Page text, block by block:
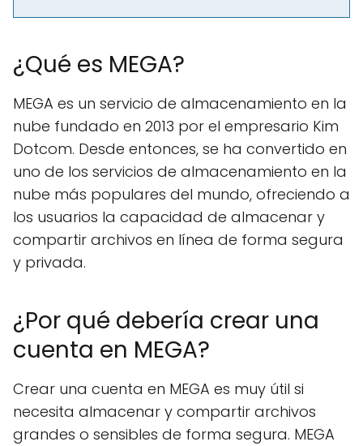
¿Qué es MEGA?
MEGA es un servicio de almacenamiento en la
nube fundado en 2013 por el empresario Kim
Dotcom. Desde entonces, se ha convertido en
uno de los servicios de almacenamiento en la
nube más populares del mundo, ofreciendo a
los usuarios la capacidad de almacenar y
compartir archivos en línea de forma segura
y privada.
¿Por qué debería crear una
cuenta en MEGA?
Crear una cuenta en MEGA es muy útil si
necesita almacenar y compartir archivos
grandes o sensibles de forma segura. MEGA